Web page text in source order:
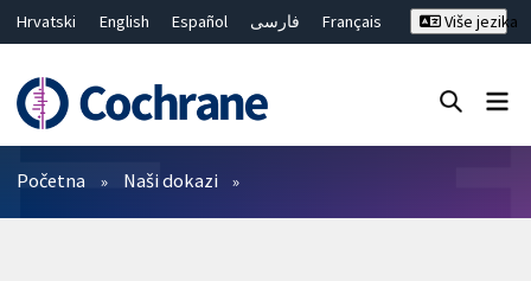
Hrvatski English Español فارسی
Français
繁體中文
简体中文
Više jezika
Prečistači
Početna Naši dokazi